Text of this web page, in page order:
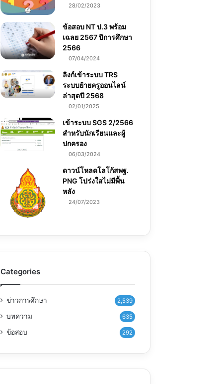
28/02/2023
ข้อสอบ NT ป.3 พร้อม
เฉลย 2567 ปีการศึกษา
2566
07/04/2024
ลิงก์เข้าระบบ TRS
ระบบย้ายครูออนไลน์
ล่าสุดปี 2568
02/01/2025
เข้าระบบ SGS 2/2566
สำหรับนักเรียนและผู้
ปกครอง
06/03/2024
ดาวน์โหลดโลโก้สพฐ.
PNG โปร่งใสไม่มีพื้น
หลัง
24/07/2023
Categories
ข่าวการศึกษา 2,539
บทความ 635
ข้อสอบ 292